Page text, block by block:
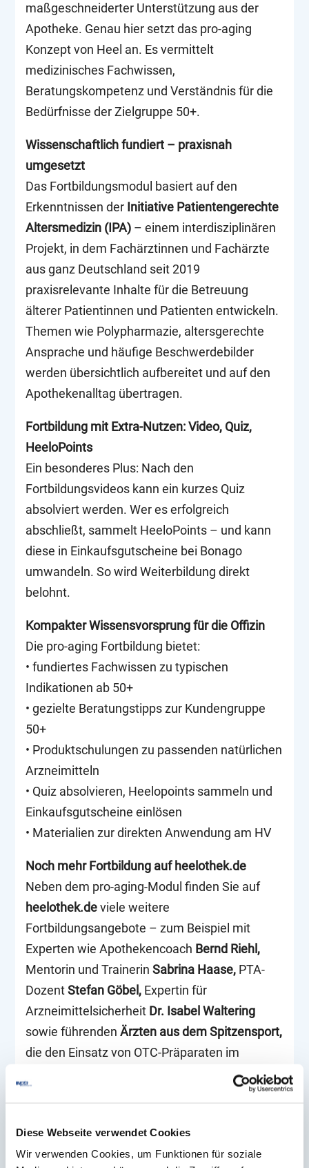
Diese Webseite verwendet Cookies
Wir verwenden Cookies, um Funktionen für soziale
maßgeschneiderter Unterstützung aus der
Apotheke. Genau hier setzt das pro-aging
Konzept von Heel an. Es vermittelt
medizinisches Fachwissen,
Beratungskompetenz und Verständnis für die
Bedürfnisse der Zielgruppe 50+.
Wissenschaftlich fundiert – praxisnah
umgesetzt
Das Fortbildungsmodul basiert auf den
Erkenntnissen der Initiative Patientengerechte
Altersmedizin (IPA) – einem interdisziplinären
Projekt, in dem Fachärztinnen und Fachärzte
aus ganz Deutschland seit 2019
praxisrelevante Inhalte für die Betreuung
älterer Patientinnen und Patienten entwickeln.
Themen wie Polypharmazie, altersgerechte
Ansprache und häufige Beschwerdebilder
werden übersichtlich aufbereitet und auf den
Apothekenalltag übertragen.
Fortbildung mit Extra-Nutzen: Video, Quiz,
HeeloPoints
Ein besonderes Plus: Nach den
Fortbildungsvideos kann ein kurzes Quiz
absolviert werden. Wer es erfolgreich
abschließt, sammelt HeeloPoints – und kann
diese in Einkaufsgutscheine bei Bonago
umwandeln. So wird Weiterbildung direkt
belohnt.
Kompakter Wissensvorsprung für die Offizin
Die pro-aging Fortbildung bietet:
• fundiertes Fachwissen zu typischen
Indikationen ab 50+
• gezielte Beratungstipps zur Kundengruppe
50+
• Produktschulungen zu passenden natürlichen
Arzneimitteln
• Quiz absolvieren, Heelopoints sammeln und
Einkaufsgutscheine einlösen
• Materialien zur direkten Anwendung am HV
Noch mehr Fortbildung auf heelothek.de
Neben dem pro-aging-Modul finden Sie auf
heelothek.deviele weitere
Fortbildungsangebote – zum Beispiel mit
Experten wie Apothekencoach Bernd Riehl,
Mentorin und TrainerinSabrina Haase, PTA-
DozentStefan Göbel, Expertin für
Arzneimittelsicherheit Dr. Isabel Waltering
sowie führendenÄrzten aus dem Spitzensport,
die den Einsatz von OTC-Präparaten im
Hintergrundwissen zu häufigen Indikationen –
alle Inhalte sind passgenau auf Ihren